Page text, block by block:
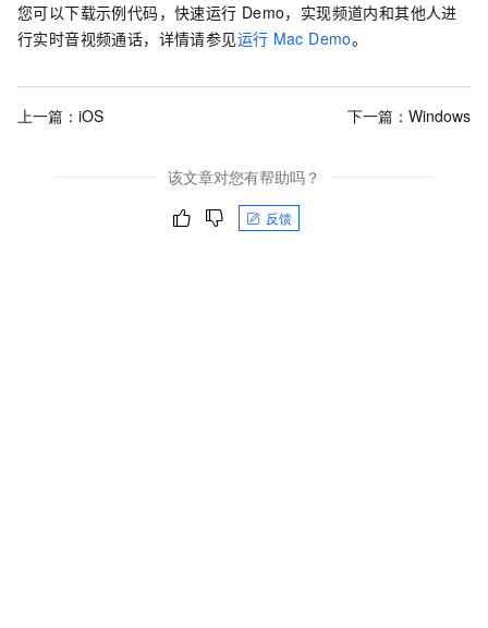
您可以下载示例代码，快速运行 Demo，实现频道内和其他人进
行实时音视频通话，详情请参见运行 Mac Demo。
上一篇： iOS 下一篇： Windows
该文章对您有帮助吗？
反馈